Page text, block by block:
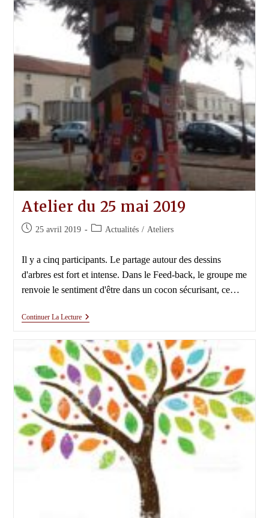
Atelier du 25 mai 2019
Publication
25 avril 2019
Post Actualités / Ateliers
Il y a cinq participants. Le partage autour des dessins
d'arbres est fort et intense. Dans le Feed-back, le groupe me
renvoie le sentiment d'être dans un cocon sécurisant, ce…
Continuer La LectureAtelier
Mai
2019